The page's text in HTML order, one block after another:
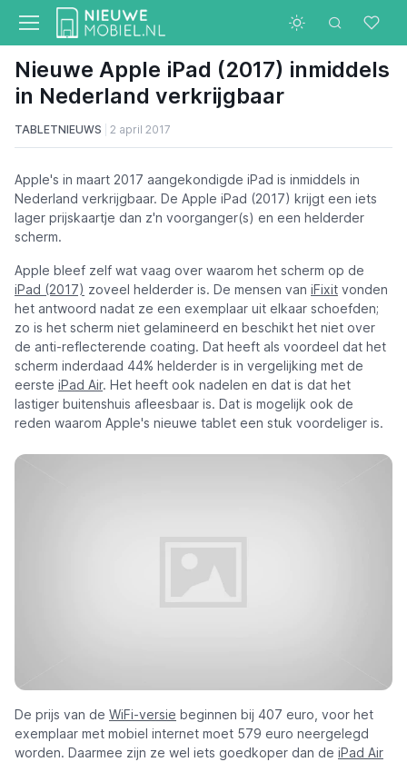
Nieuwe Apple iPad (2017) inmiddels
in Nederland verkrijgbaar
TABLETNIEUWS 2 april 2017
Apple's in maart 2017 aangekondigde iPad is inmiddels in
Nederland verkrijgbaar. De Apple iPad (2017) krijgt een iets
lager prijskaartje dan z'n voorganger(s) en een helderder
scherm.
Apple bleef zelf wat vaag over waarom het scherm op de
iPad (2017) zoveel helderder is. De mensen van iFixit vonden
het antwoord nadat ze een exemplaar uit elkaar schoefden;
zo is het scherm niet gelamineerd en beschikt het niet over
de anti-reflecterende coating. Dat heeft als voordeel dat het
scherm inderdaad 44% helderder is in vergelijking met de
eerste iPad Air. Het heeft ook nadelen en dat is dat het
lastiger buitenshuis afleesbaar is. Dat is mogelijk ook de
reden waarom Apple's nieuwe tablet een stuk voordeliger is.
De prijs van de WiFi-versie beginnen bij 407 euro, voor het
exemplaar met mobiel internet moet 579 euro neergelegd
worden. Daarmee zijn ze wel iets goedkoper dan de iPad Air